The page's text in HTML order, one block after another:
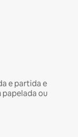
e partida e
ou